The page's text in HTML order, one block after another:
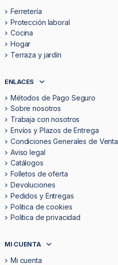
Ferretería
Protección laboral
Cocina
Hogar
Terraza y jardín
ENLACES
Métodos de Pago Seguro
Sobre nosotros
Trabaja con nosotros
Envíos y Plazos de Entrega
Condiciones Generales de Venta
Aviso legal
Catálogos
Folletos de oferta
Devoluciones
Pedidos y Entregas
Politica de cookies
Política de privacidad
MI CUENTA
Mi cuenta